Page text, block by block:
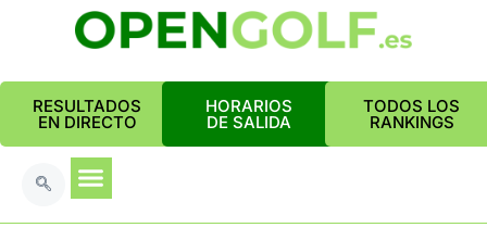
RESULTADOS
EN DIRECTO
HORARIOS
DE SALIDA
TODOS LOS
RANKINGS